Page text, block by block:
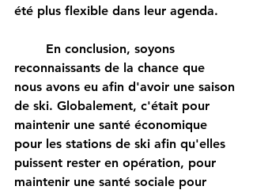
été plus flexible dans leur agenda.
reconnaissants de la chance que
nous avons eu afin d'avoir une saison
de ski. Globalement, c'était pour
maintenir une santé économique
pour les stations de ski afin qu'elles
puissent rester en opération, pour
maintenir une santé sociale pour